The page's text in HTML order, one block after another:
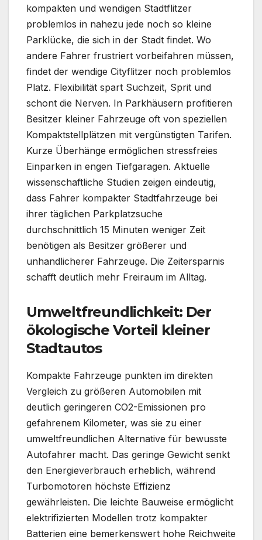
kompakten und wendigen Stadtflitzer
problemlos in nahezu jede noch so kleine
Parklücke, die sich in der Stadt findet. Wo
andere Fahrer frustriert vorbeifahren müssen,
findet der wendige Cityflitzer noch problemlos
Platz. Flexibilität spart Suchzeit, Sprit und
schont die Nerven. In Parkhäusern profitieren
Besitzer kleiner Fahrzeuge oft von speziellen
Kompaktstellplätzen mit vergünstigten Tarifen.
Kurze Überhänge ermöglichen stressfreies
Einparken in engen Tiefgaragen. Aktuelle
wissenschaftliche Studien zeigen eindeutig,
dass Fahrer kompakter Stadtfahrzeuge bei
ihrer täglichen Parkplatzsuche
durchschnittlich 15 Minuten weniger Zeit
benötigen als Besitzer größerer und
unhandlicherer Fahrzeuge. Die Zeitersparnis
schafft deutlich mehr Freiraum im Alltag.
Umweltfreundlichkeit: Der
ökologische Vorteil kleiner
Stadtautos
Kompakte Fahrzeuge punkten im direkten
Vergleich zu größeren Automobilen mit
deutlich geringeren CO2-Emissionen pro
gefahrenem Kilometer, was sie zu einer
umweltfreundlichen Alternative für bewusste
Autofahrer macht. Das geringe Gewicht senkt
den Energieverbrauch erheblich, während
Turbomotoren höchste Effizienz
gewährleisten. Die leichte Bauweise ermöglicht
elektrifizierten Modellen trotz kompakter
Batterien eine bemerkenswert hohe Reichweite